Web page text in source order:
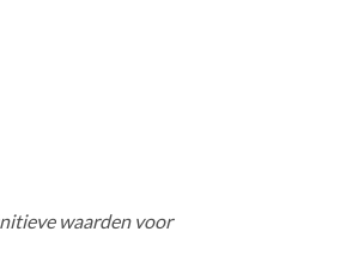
waarden voor